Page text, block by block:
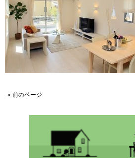
« 前のページ